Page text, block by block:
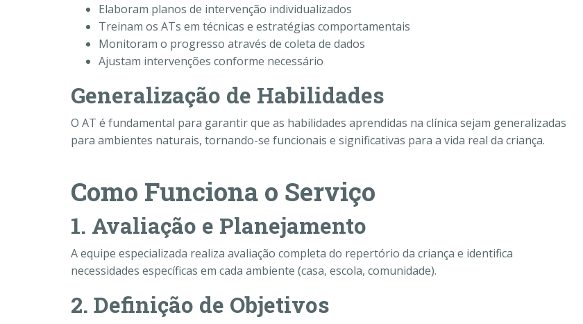
Elaboram planos de intervenção individualizados
Treinam os ATs em técnicas e estratégias comportamentais
Monitoram o progresso através de coleta de dados
Ajustam intervenções conforme necessário
Generalização de Habilidades
O AT é fundamental para garantir que as habilidades aprendidas na clínica sejam generalizadas
para ambientes naturais, tornando-se funcionais e significativas para a vida real da criança.
Como Funciona o Serviço
1. Avaliação e Planejamento
A equipe especializada realiza avaliação completa do repertório da criança e identifica
necessidades específicas em cada ambiente (casa, escola, comunidade).
2. Definição de Objetivos